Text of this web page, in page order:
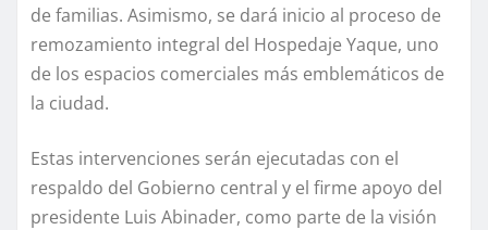
de familias. Asimismo, se dará inicio al proceso de
remozamiento integral del Hospedaje Yaque, uno
de los espacios comerciales más emblemáticos de
la ciudad.
Estas intervenciones serán ejecutadas con el
respaldo del Gobierno central y el firme apoyo del
presidente Luis Abinader, como parte de la visión